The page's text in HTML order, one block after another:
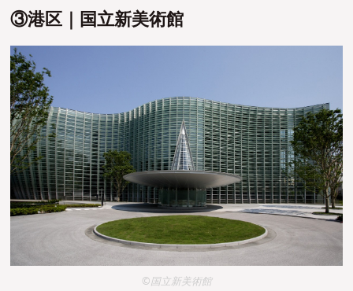
③港区｜国立新美術館
©国立新美術館